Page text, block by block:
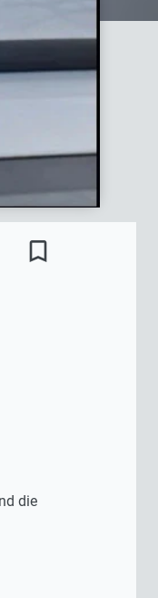
bookmark_border
die